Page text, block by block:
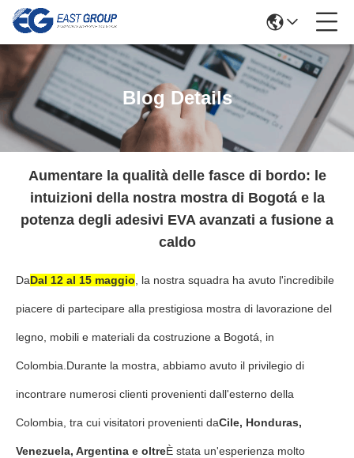
Blog Details
Aumentare la qualità delle fasce di bordo: le
intuizioni della nostra mostra di Bogotá e la
potenza degli adesivi EVA avanzati a fusione a
caldo
DaDal 12 al 15 maggio , la nostra squadra ha avuto l'incredibile
piacere di partecipare alla prestigiosa mostra di lavorazione del
legno, mobili e materiali da costruzione a Bogotá, in
Colombia.Durante la mostra, abbiamo avuto il privilegio di
incontrare numerosi clienti provenienti dall'esterno della
Colombia, tra cui visitatori provenienti daCile, Honduras,
Venezuela, Argentina e oltreÈ stata un'esperienza molto